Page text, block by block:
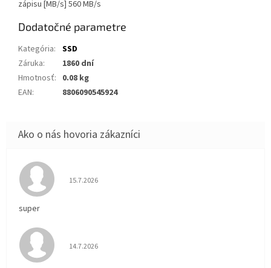
zápisu [MB/s] 560 MB/s
Dodatočné parametre
Kategória: SSD
Záruka:
1860 dní
Hmotnosť: 0.08 kg
EAN: 8806090545924
Hodnotenie obchodu je 5 z 5 hviezdičiek.
15.7.2026
super
Hodnotenie obchodu je 5 z 5 hviezdičiek.
14.7.2026